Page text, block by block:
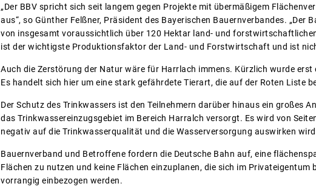
„Der BBV spricht sich seit langem gegen Projekte mit übermäßigem
aus“, so Günther Felßner, Präsident des Bayerischen Bauernverbandes.
von insgesamt voraussichtlich über 120 Hektar land- und
ist der wichtigste Produktionsfaktor der Land- und Forstwirtschaft und ist
Auch die Zerstörung der Natur wäre für Harrlach immens. Kürzlich wurde
Es handelt sich hier um eine stark gefährdete Tierart, die auf der Roten Liste
Der Schutz des Trinkwassers ist den Teilnehmern darüber hinaus ein großes
das Trinkwassereinzugsgebiet im Bereich Harralch versorgt. Es wird von
negativ auf die Trinkwasserqualität und die Wasserversorgung auswirken
Bauernverband und Betroffene fordern die Deutsche Bahn auf, eine
Flächen zu nutzen und keine Flächen einzuplanen, die sich im
vorrangig einbezogen werden.